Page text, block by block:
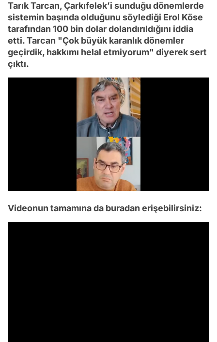
Tarık Tarcan, Çarkıfelek’i sunduğu dönemlerde
sistemin başında olduğunu söylediği Erol Köse
tarafından 100 bin dolar dolandırıldığını iddia
etti. Tarcan "Çok büyük karanlık dönemler
geçirdik, hakkımı helal etmiyorum" diyerek sert
çıktı.
Videonun tamamına da buradan erişebilirsiniz: